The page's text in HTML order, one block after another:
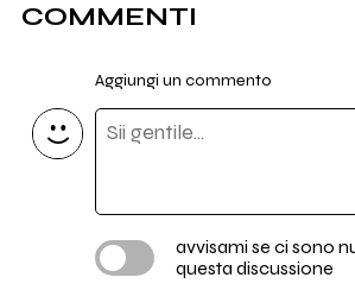
COMMENTI
Aggiungi un commento
avvisami se ci sono
questa discussione